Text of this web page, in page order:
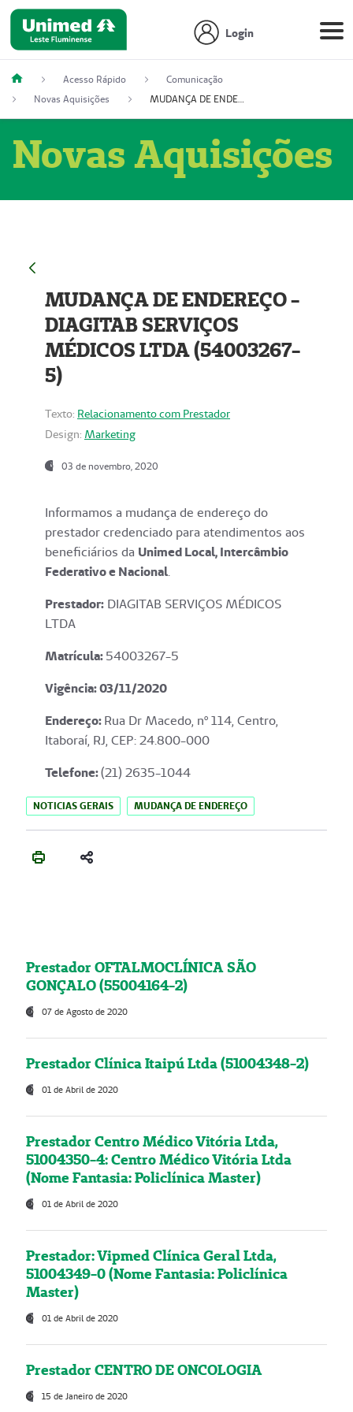
Login
Acesso Rápido
Comunicação
Novas Aquisições
MUDANÇA DE ENDEREÇO - DIAGITAB SERVIÇOS MÉDICOS LTDA (54003267-5)
Novas Aquisições
MUDANÇA DE ENDEREÇO -
DIAGITAB SERVIÇOS
MÉDICOS LTDA (54003267-
5)
Texto: Relacionamento com Prestador
Design: Marketing
03 de novembro, 2020
Informamos a mudança de endereço do
prestador credenciado para atendimentos aos
beneficiários da Unimed Local, Intercâmbio
Federativo e Nacional.
Prestador: DIAGITAB SERVIÇOS MÉDICOS
LTDA
Matrícula:54003267-5
Vigência: 03/11/2020
Endereço:Rua Dr Macedo, nº 114, Centro,
Itaboraí, RJ, CEP: 24.800-000
Telefone:(21) 2635-1044
NOTICIAS GERAIS MUDANÇA DE ENDEREÇO
Prestador OFTALMOCLÍNICA SÃO
GONÇALO (55004164-2)
07 de Agosto de 2020
Prestador Clínica Itaipú Ltda (51004348-2)
01 de Abril de 2020
Prestador Centro Médico Vitória Ltda,
51004350-4: Centro Médico Vitória Ltda
(Nome Fantasia: Policlínica Master)
01 de Abril de 2020
Prestador: Vipmed Clínica Geral Ltda,
51004349-0 (Nome Fantasia: Policlínica
Master)
01 de Abril de 2020
Prestador CENTRO DE ONCOLOGIA
15 de Janeiro de 2020